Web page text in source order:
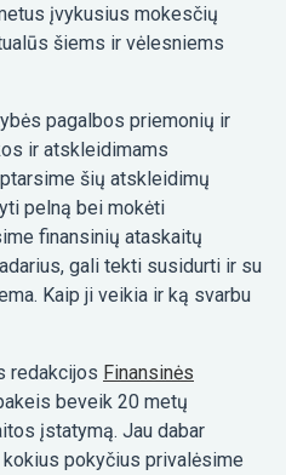
įvykusius mokesčių
šiems ir vėlesniems
pagalbos priemonių ir
ir atskleidimams
šių atskleidimų
pelną bei mokėti
finansinių ataskaitų
gali tekti susidurti ir su
Kaip ji veikia ir ką svarbu
redakcijos Finansinės
beveik 20 metų
įstatymą. Jau dabar
pokyčius privalėsime